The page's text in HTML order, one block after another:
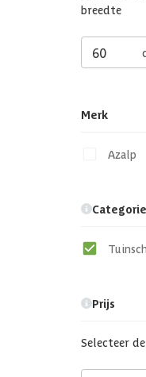
breedte
Merk
Azalp
Categorie
Prijs
Selecteer